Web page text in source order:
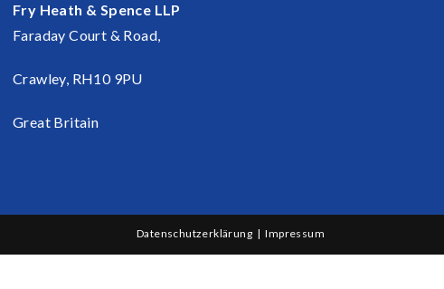
Fry Heath & Spence LLP
Faraday Court & Road,
Crawley, RH10 9PU
Great Britain
Datenschutzerklärung Impressum